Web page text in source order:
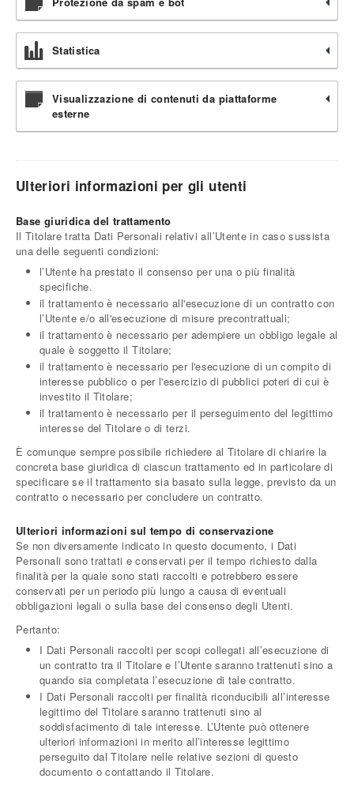
Statistica
Visualizzazione di contenuti da piattaforme
esterne
Ulteriori informazioni per gli utenti
Base giuridica del trattamento
Il Titolare tratta Dati Personali relativi all’Utente in caso sussista
una delle seguenti condizioni:
l’Utente ha prestato il consenso per una o più finalità
specifiche.
il trattamento è necessario all'esecuzione di un contratto con
l’Utente e/o all'esecuzione di misure precontrattuali;
il trattamento è necessario per adempiere un obbligo legale al
quale è soggetto il Titolare;
il trattamento è necessario per l'esecuzione di un compito di
interesse pubblico o per l'esercizio di pubblici poteri di cui è
investito il Titolare;
il trattamento è necessario per il perseguimento del legittimo
interesse del Titolare o di terzi.
È comunque sempre possibile richiedere al Titolare di chiarire la
concreta base giuridica di ciascun trattamento ed in particolare di
specificare se il trattamento sia basato sulla legge, previsto da un
contratto o necessario per concludere un contratto.
Ulteriori informazioni sul tempo di conservazione
Se non diversamente indicato in questo documento, i Dati
Personali sono trattati e conservati per il tempo richiesto dalla
finalità per la quale sono stati raccolti e potrebbero essere
conservati per un periodo più lungo a causa di eventuali
obbligazioni legali o sulla base del consenso degli Utenti.
Pertanto:
I Dati Personali raccolti per scopi collegati all’esecuzione di
un contratto tra il Titolare e l’Utente saranno trattenuti sino a
quando sia completata l’esecuzione di tale contratto.
I Dati Personali raccolti per finalità riconducibili all’interesse
legittimo del Titolare saranno trattenuti sino al
soddisfacimento di tale interesse. L’Utente può ottenere
ulteriori informazioni in merito all’interesse legittimo
perseguito dal Titolare nelle relative sezioni di questo
documento o contattando il Titolare.